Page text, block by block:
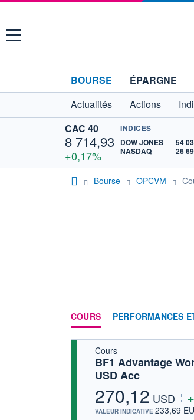
Menu
BOURSE ÉPARGNE
Actualités
Actions
CAC 40
8 714,93
+0,17%
INDICES
DOW JONES
NASDAQ
Bourse OPCVM
COURS PERFORMANCES
Cours
BF1 Advantage
USD Acc
270,12 USD
VALEUR INDICATIVE 233,69